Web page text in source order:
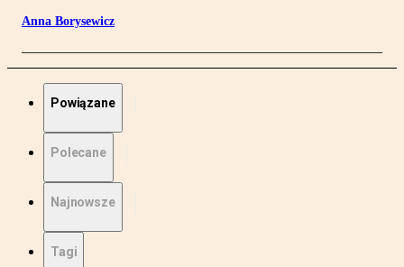
Anna Borysewicz
Powiązane
Polecane
Najnowsze
Tagi